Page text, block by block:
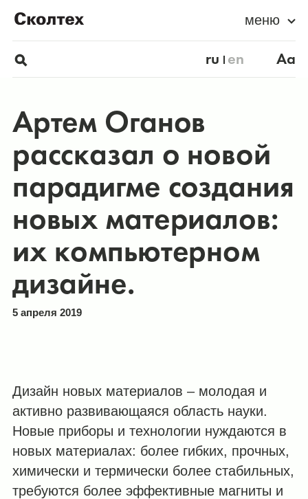
меню
ru en Aa
Артем Оганов
рассказал о новой
парадигме создания
новых материалов:
их компьютерном
дизайне.
5 апреля 2019
Дизайн новых материалов – молодая и
активно развивающаяся область науки.
Новые приборы и технологии нуждаются в
новых материалах: более гибких, прочных,
химически и термически более стабильных,
требуются более эффективные магниты и